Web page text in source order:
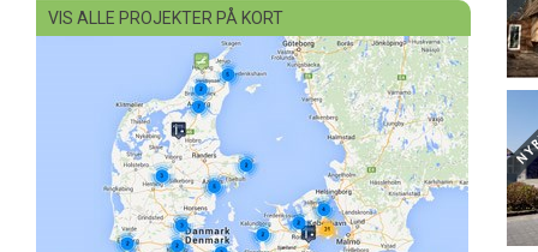
VIS ALLE PROJEKTER PÅ KORT